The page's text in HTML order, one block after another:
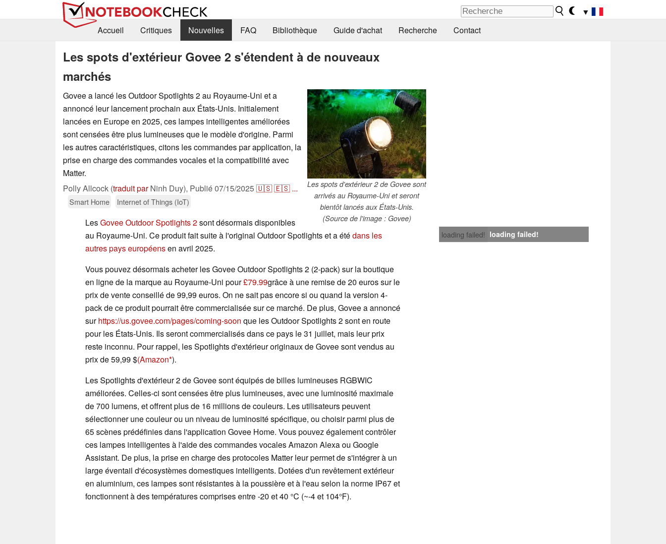
▼
Accueil
Critiques Nouvelles FAQ Bibliothèque Guide d'achat Recherche Contact
Les spots d'extérieur Govee 2 s'étendent à de nouveaux
marchés
Les spots d'extérieur 2 de Govee sont
arrivés au Royaume-Uni et seront
bientôt lancés aux États-Unis.
(Source de l'image : Govee)
Govee a lancé les Outdoor Spotlights 2 au Royaume-Uni et a
annoncé leur lancement prochain aux États-Unis. Initialement
lancées en Europe en 2025, ces lampes intelligentes améliorées
sont censées être plus lumineuses que le modèle d'origine. Parmi
les autres caractéristiques, citons les commandes par application, la
prise en charge des commandes vocales et la compatibilité avec
Matter.
Polly Allcock (traduit parNinh Duy), Publié07/15/2025🇺🇸🇪🇸 ...
Smart Home Internet of Things (IoT)
loading failed! loading failed!
LesGovee Outdoor Spotlights 2sont désormais disponibles
au Royaume-Uni. Ce produit fait suite à l'original Outdoor Spotlights et a étédans les
autres pays européensen avril 2025.
Vous pouvez désormais acheter les Govee Outdoor Spotlights 2 (2-pack) sur la boutique
en ligne de la marque au Royaume-Uni pour£79.99grâce à une remise de 20 euros sur le
prix de vente conseillé de 99,99 euros. On ne sait pas encore si ou quand la version 4-
pack de ce produit pourrait être commercialisée sur ce marché. De plus, Govee a annoncé
surhttps://us.govee.com/pages/coming-soon que les Outdoor Spotlights 2 sont en route
pour les États-Unis. Ils seront commercialisés dans ce pays le 31 juillet, mais leur prix
reste inconnu. Pour rappel, les Spotlights d'extérieur originaux de Govee sont vendus au
prix de 59,99 $(Amazon ).
Les Spotlights d'extérieur 2 de Govee sont équipés de billes lumineuses RGBWIC
améliorées. Celles-ci sont censées être plus lumineuses, avec une luminosité maximale
de 700 lumens, et offrent plus de 16 millions de couleurs. Les utilisateurs peuvent
sélectionner une couleur ou un niveau de luminosité spécifique, ou choisir parmi plus de
65 scènes prédéfinies dans l'application Govee Home. Vous pouvez également contrôler
ces lampes intelligentes à l'aide des commandes vocales Amazon Alexa ou Google
Assistant. De plus, la prise en charge des protocoles Matter leur permet de s'intégrer à un
large éventail d'écosystèmes domestiques intelligents. Dotées d'un revêtement extérieur
en aluminium, ces lampes sont résistantes à la poussière et à l'eau selon la norme IP67 et
fonctionnent à des températures comprises entre -20 et 40 °C (~-4 et 104°F).